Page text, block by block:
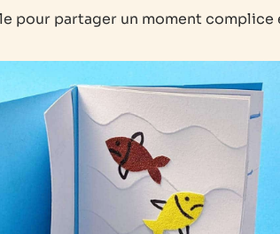
pour partager un moment complice